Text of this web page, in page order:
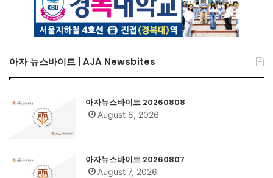
아자 뉴스바이트 | AJA Newsbites
아자뉴스바이트 20260808
August 8, 2026
아자뉴스바이트 20260807
August 7, 2026